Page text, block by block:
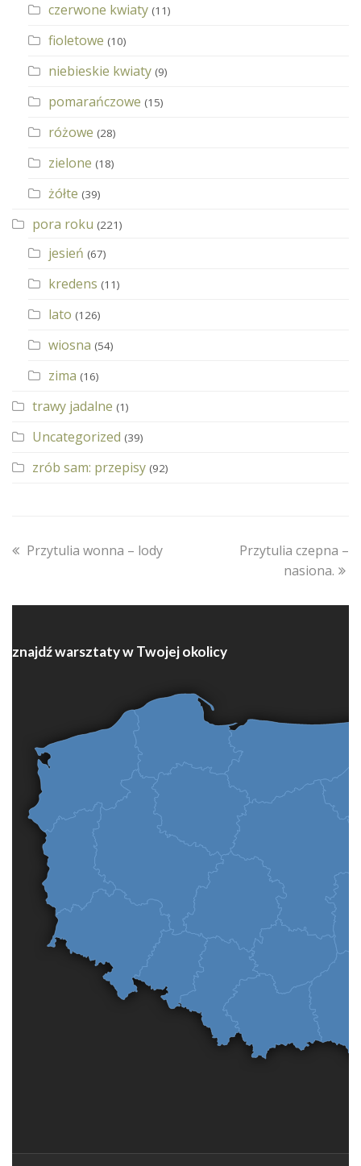
czerwone kwiaty (11)
fioletowe (10)
niebieskie kwiaty (9)
pomarańczowe (15)
różowe (28)
zielone (18)
żółte (39)
pora roku (221)
jesień (67)
kredens (11)
lato (126)
wiosna (54)
zima (16)
trawy jadalne (1)
Uncategorized (39)
zrób sam: przepisy (92)
previous
Przytulia wonna – lody
next
Przytulia czepna –
nasiona.
znajdź warsztaty w Twojej okolicy